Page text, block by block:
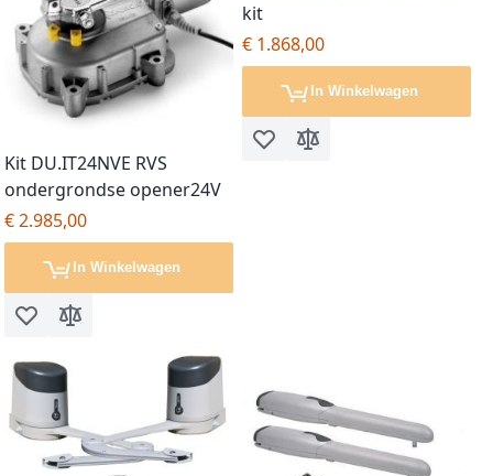
Kit DU.IT24NVE RVS
ondergrondse opener24V
€ 2.985,00
In Winkelwagen
Voeg toe aan verlanglijst
Toevoegen om te vergelijken
kit
€ 1.868,00
In Winkelwagen
Voeg toe aan verlanglijst
Toevoegen om te